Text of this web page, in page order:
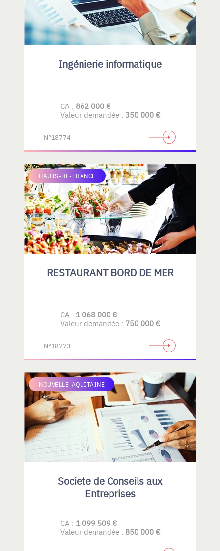
Ingénierie informatique
CA : 862 000 €
Valeur demandée : 350 000 €
N°18774
HAUTS-DE-FRANCE
RESTAURANT BORD DE MER
CA : 1 068 000 €
Valeur demandée : 750 000 €
N°18773
NOUVELLE-AQUITAINE
Societe de Conseils aux
Entreprises
CA : 1 099 509 €
Valeur demandée : 850 000 €